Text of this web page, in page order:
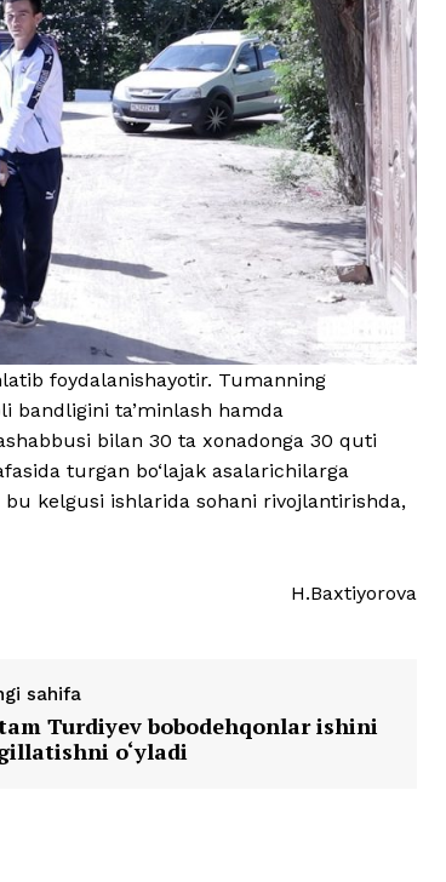
foydalanishayotir. Tumanning
bandligini ta’minlash hamda
bilan 30 ta xonadonga 30 quti
turgan bo‘lajak asalarichilarga
kelgusi ishlarida sohani rivojlantirishda,
H.Baxtiyorova
sahifa
Turdiyev bobodehqonlar ishini
o‘yladi